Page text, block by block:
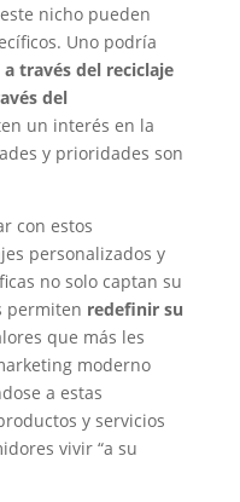
nicho pueden
Uno podría
través del reciclaje
del
un interés en la
y prioridades son
con estos
personalizados y
no solo captan su
permiten redefinir su
que más les
moderno
a estas
y servicios
vivir “a su